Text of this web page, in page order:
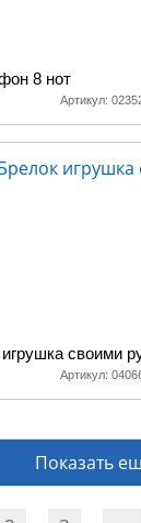
8 нот
Артикул:
своими
Артикул:
Показать